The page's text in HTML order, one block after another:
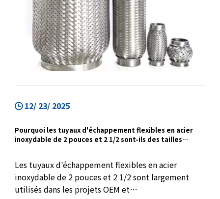
12/ 23/ 2025
Pourquoi les tuyaux d'échappement flexibles en acier
inoxydable de 2 pouces et 2 1/2 sont-ils des tailles
Les tuyaux d'échappement flexibles en acier
inoxydable de 2 pouces et 2 1/2 sont largement
utilisés dans les projets OEM et